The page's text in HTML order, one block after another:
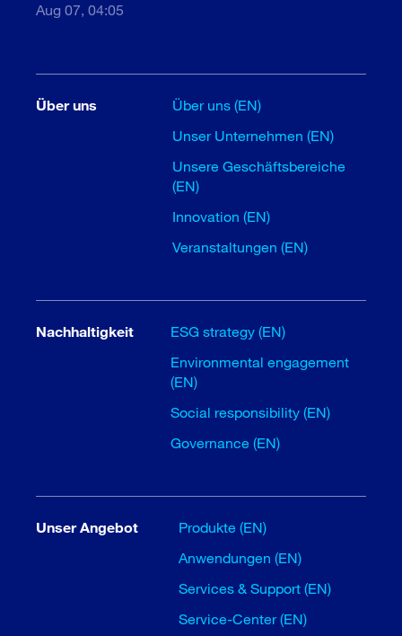
Aug 07, 04:05
Über uns
Über uns (EN)
Unser Unternehmen (EN)
Unsere Geschäftsbereiche
(EN)
Innovation (EN)
Veranstaltungen (EN)
Nachhaltigkeit
ESG strategy (EN)
Environmental engagement
(EN)
Social responsibility (EN)
Governance (EN)
Unser Angebot
Produkte (EN)
Anwendungen (EN)
Services & Support (EN)
Service-Center (EN)